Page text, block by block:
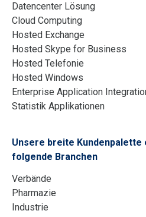
Datencenter Lösung
Cloud Computing
Hosted Exchange
Hosted Skype for Business
Hosted Telefonie
Hosted Windows
Enterprise Application
Statistik Applikationen
Unsere breite
folgende Branchen
Verbände
Pharmazie
Industrie